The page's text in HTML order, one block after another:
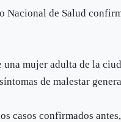
Nacional de Salud
una mujer adulta de la
de malestar
casos confirmados